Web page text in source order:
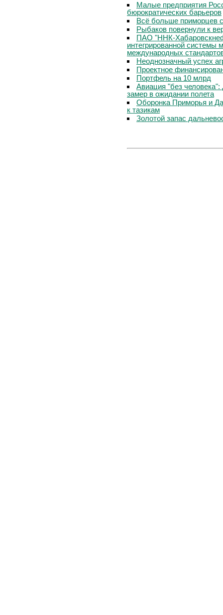
Малые предприятия
бюрократических барьеров
Всё больше приморцев
Рыбаков повернули к
ПАО "ННК-
интегрированной системы
международных
Неоднозначный успех
Проектное
Портфель на 10 млрд
Авиация "без
замер в ожидании полета
Оборонка Приморья и
к тазикам
Золотой запас